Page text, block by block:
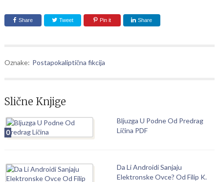
Share Tweet Pin it Share
Oznake: Postapokaliptična fikcija
Slične Knjige
0
Bljuzga U Podne Od Predrag
Ličina PDF
Da Li Androidi Sanjaju
Elektronske Ovce? Od Filip K.